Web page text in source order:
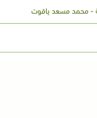
- محمد مسعد ياقوت